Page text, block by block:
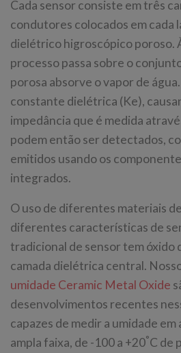
Cada sensor consiste em três
condutores colocados em cada
dielétrico higroscópico poroso.
processo passa sobre o
porosa absorve o vapor de
constante dielétrica (Ke),
impedância que é medida
podem então ser detectados,
emitidos usando os
integrados.
O uso de diferentes materiais
diferentes características de
tradicional de sensor tem óxido
camada dielétrica central.
umidade Ceramic Metal Oxide
desenvolvimentos recentes
capazes de medir a umidade em
ampla faixa, de -100 a +20°C de